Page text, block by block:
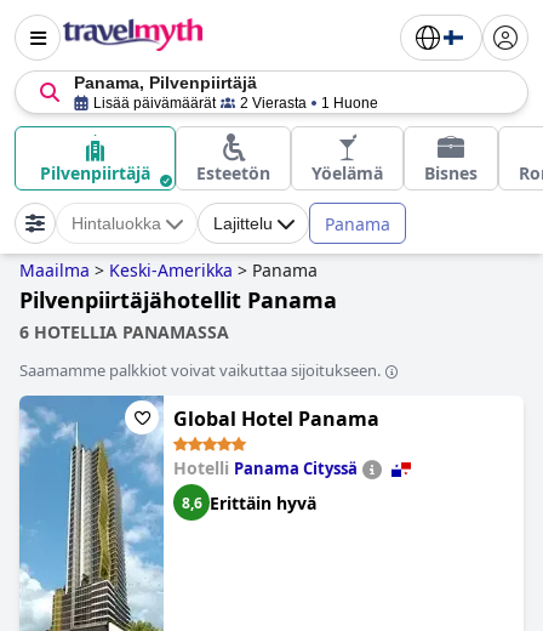
Panama, Pilvenpiirtäjä
Lisää päivämäärät 2 Vierasta 1 Huone
Pilvenpiirtäjä Esteetön Yöelämä Bisnes
Hintaluokka Lajittelu Panama
Maailma > Keski-Amerikka > Panama
Pilvenpiirtäjähotellit Panama
6 HOTELLIA PANAMASSA
Saamamme palkkiot voivat vaikuttaa sijoitukseen.
Global Hotel Panama
Hotelli Panama Cityssä
8,6 Erittäin hyvä